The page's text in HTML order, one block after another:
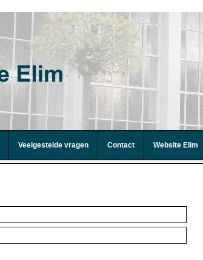
Veelgestelde vragen Contact Website Elim